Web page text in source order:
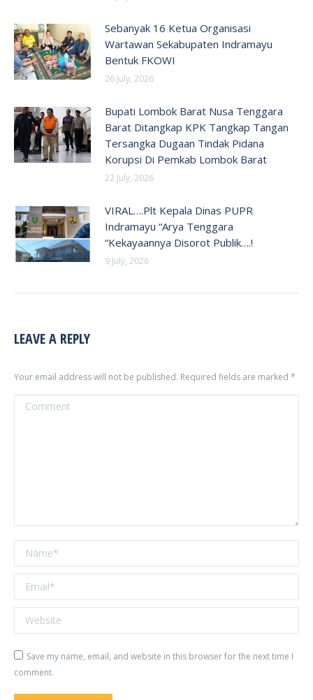
Sebanyak 16 Ketua Organisasi
Wartawan Sekabupaten Indramayu
Bentuk FKOWI
26 July, 2026
Bupati Lombok Barat Nusa Tenggara
Barat Ditangkap KPK Tangkap Tangan
Tersangka Dugaan Tindak Pidana
Korupsi Di Pemkab Lombok Barat
22 July, 2026
VIRAL….Plt Kepala Dinas PUPR
Indramayu “Arya Tenggara
“Kekayaannya Disorot Publik….!
9 July, 2026
LEAVE A REPLY
Your email address will not be published. Required fields are marked *
Comment
Name *
Email *
Website
Save my name, email, and website in this browser for the next time I
comment.